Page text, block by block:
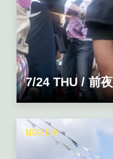
7/24 THU / 前
MORE FUN